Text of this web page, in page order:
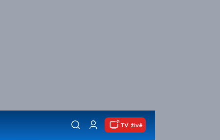
TV živě